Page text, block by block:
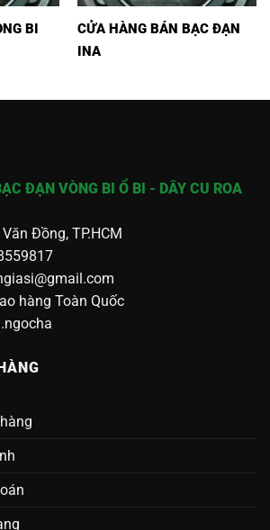
BI
CỬA HÀNG BÁN BẠC ĐẠN
INA
ĐẠN VÒNG BI Ổ BI - DÂY CU ROA
Đồng, TP.HCM
hàng Toàn Quốc